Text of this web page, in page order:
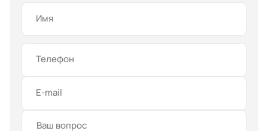
Имя
Телефон
E-mail